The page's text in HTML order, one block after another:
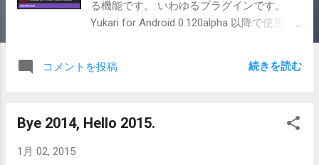
る機能です。 いわゆるプラグインです。
Yukari for Android 0.120alpha 以降で使用す
リンク」が入った発言を開いてください。
座にYukariでツイートが開かれます。 この
コメントを投稿 続きを読む
Bye 2014, Hello 2015.
1月 02, 2015